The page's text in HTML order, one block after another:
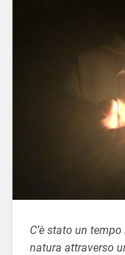
C’è stato un
natura attraverso